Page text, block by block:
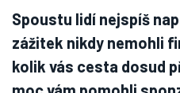
Spoustu lidí nejspíš
zážitek nikdy nemohli
kolik vás cesta dosud